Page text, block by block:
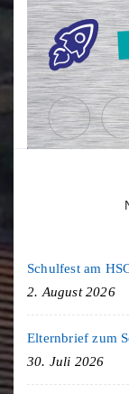
2. August 2026
Elternbrief zum
30. Juli 2026